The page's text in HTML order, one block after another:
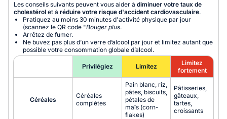
Les conseils suivants peuvent vous aider à diminuer votre taux de
cholestérol et à réduire votre risque d'accident cardiovasculaire.
Pratiquez au moins 30 minutes d'activité physique par jour
(scannez le QR code "Bouger plus.
Arrêtez de fumer.
Ne buvez pas plus d’un verre d’alcool par jour et limitez autant que
possible votre consommation globale d’alcool.
Privilégiez Limitez
Limitez
fortement
Céréales
Céréales
complètes
Pain blanc, riz,
pâtes, biscuits,
pétales de
maïs (corn-
flakes)
Pâtisseries,
gâteaux,
tartes,
croissants